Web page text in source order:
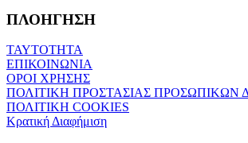
ΠΛΟΗΓΗΣΗ
ΤΑΥΤΟΤΗΤΑ
ΕΠΙΚΟΙΝΩΝΙΑ
ΟΡΟΙ ΧΡΗΣΗΣ
ΠΟΛΙΤΙΚΗ ΠΡΟΣΤΑΣΙΑΣ
ΠΟΛΙΤΙΚΗ COOKIES
Κρατική Διαφήμιση